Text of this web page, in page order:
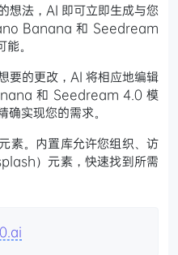
想法，AI 即可立即生成与您
Banana 和 Seedream
。
要的更改，AI 将相应地编辑
和 Seedream 4.0 模
实现您的需求。
素。内置库允许您组织、访
）元素，快速找到所需